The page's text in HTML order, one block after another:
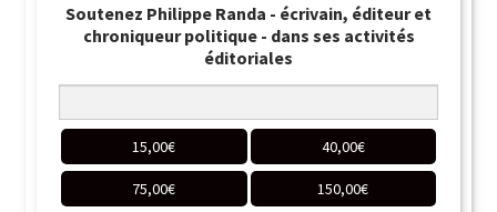
Soutenez Philippe Randa - écrivain, éditeur et
chroniqueur politique - dans ses activités
éditoriales
15,00€ 40,00€
75,00€ 150,00€